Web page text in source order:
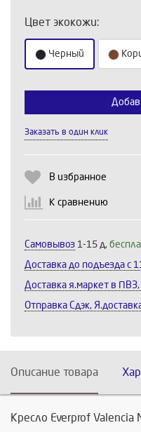
Цвет экокожи:
Черный
Заказать в один клик
В избранное
К сравнению
Самовывоз 1-15 д,
Доставка до подъезда c
Доставка я.маркет в ПВЗ,
Отправка Сдэк,
Описание товара
Кресло Everprof Valencia